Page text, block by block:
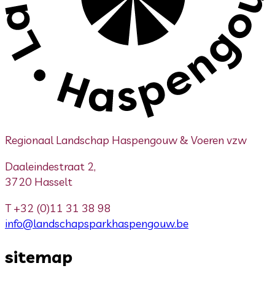
Regionaal Landschap Haspengouw & Voeren vzw
Daaleindestraat 2,
3720 Hasselt
T+32 (0)11 31 38 98
info@landschapsparkhaspengouw.be
sitemap